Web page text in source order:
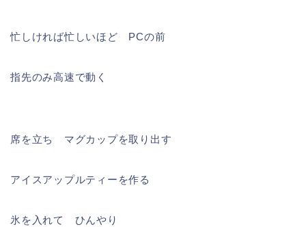
忙しければ忙しいほど PCの前
指先のみ高速で動く
席を立ち マグカップを取り出す
アイスアップルティーを作る
氷を入れて ひんやり